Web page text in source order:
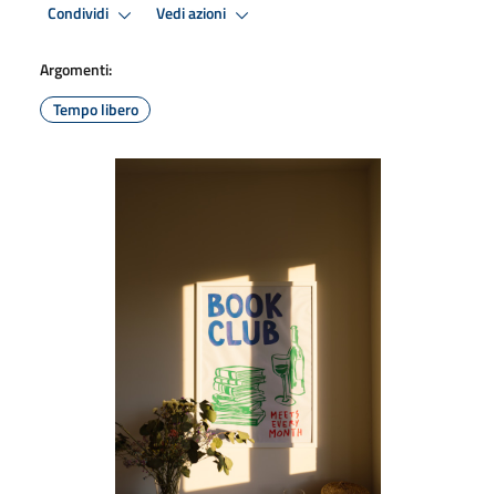
Condividi Vedi azioni
Argomenti:
Tempo libero